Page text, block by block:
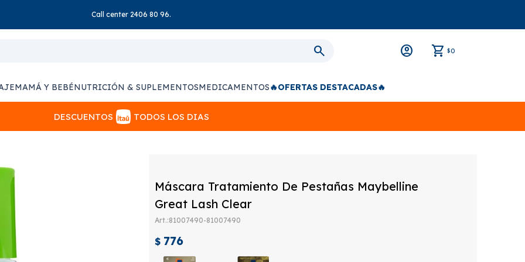
Call center 2406 80 96.
$0
MAMÁ Y BEBÉNUTRICIÓN & SUPLEMENTOSMEDICAMENTOS🔥OFERTAS DESTACADAS🔥
DESCUENTOS TODOS LOS DIAS
Máscara Tratamiento De Pestañas Maybelline
Great Lash Clear
81007490-81007490
$ 776